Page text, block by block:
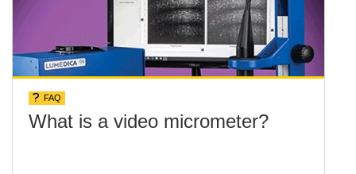
FAQ
What is a video micrometer?